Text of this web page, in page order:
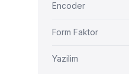
Encoder
Form Faktor
Yazilim